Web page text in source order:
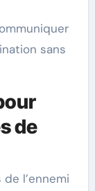
sans
de
l’ennemi